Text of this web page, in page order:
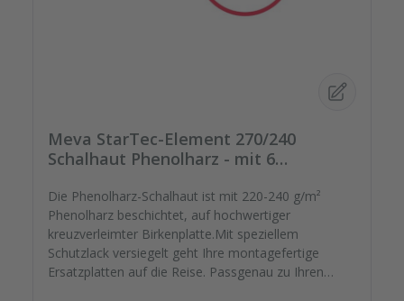
Meva StarTec-Element 270/240
Schalhaut Phenolharz - mit 6
Die Phenolharz-Schalhaut ist mit 220-240 g/m²
Phenolharz beschichtet, auf hochwertiger
kreuzverleimter Birkenplatte.Mit speziellem
Schutzlack versiegelt geht Ihre montagefertige
Ersatzplatten auf die Reise. Passgenau zu Ihren